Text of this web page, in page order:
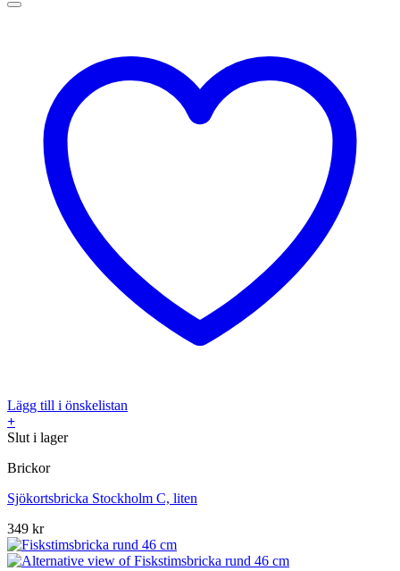
Lägg till i önskelistan
+
Slut i lager
Brickor
Sjökortsbricka Stockholm C, liten
349 kr